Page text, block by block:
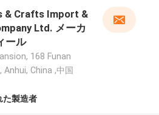
& Crafts Import &
Ltd. メーカ
ール
168 Funan
Anhui, China ,中国
た製造者